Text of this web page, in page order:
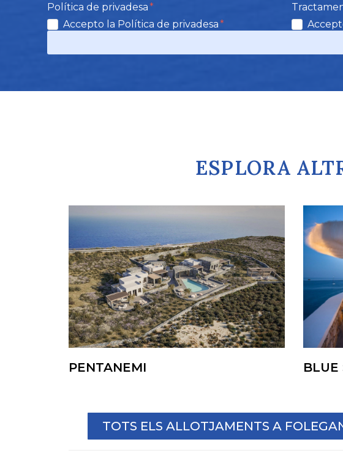
Política de privadesa
Accepto la Política de privadesa
ESPLORA
PENTANEMI BLUE
TOTS ELS ALLOTJAMENTS A